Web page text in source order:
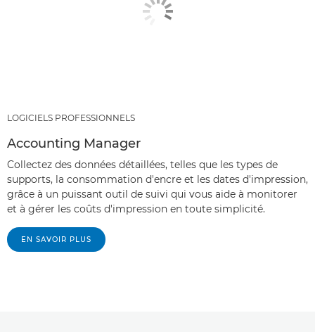
LOGICIELS PROFESSIONNELS
Accounting Manager
Collectez des données détaillées, telles que les types de
supports, la consommation d'encre et les dates d'impression,
grâce à un puissant outil de suivi qui vous aide à monitorer
et à gérer les coûts d'impression en toute simplicité.
EN SAVOIR PLUS